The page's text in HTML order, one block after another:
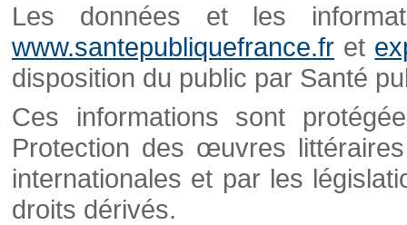
Les données et les
www.santepubliquefrance.fr et
disposition du public par Santé
Ces informations sont
Protection des œuvres
internationales et par les
droits dérivés.